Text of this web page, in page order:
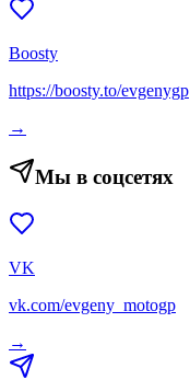
Boosty
https://boosty.to/evgenygp
→
Мы в соцсетях
VK
vk.com/evgeny_motogp
→